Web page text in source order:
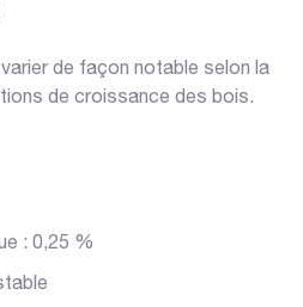
de façon notable selon la
de croissance des bois.
: 0,25 %